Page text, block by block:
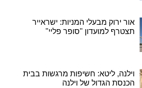
אור ירוק מבעלי המניות: ישראייר
תצטרף למועדון "סופר פליי"
וילנה, ליטא: חשיפות מרגשות בבית
הכנסת הגדול של וילנה